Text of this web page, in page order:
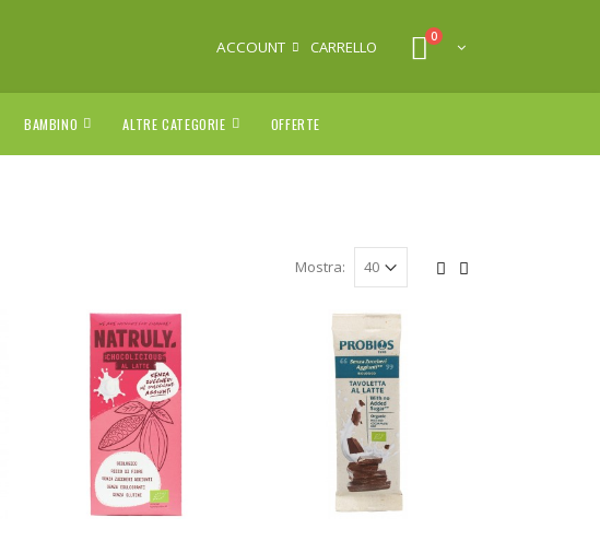
ACCOUNT CARRELLO
0
BAMBINO ALTRE CATEGORIE OFFERTE
Mostra: